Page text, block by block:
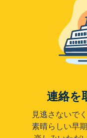
連絡を
見逃さないで
素晴らしい早